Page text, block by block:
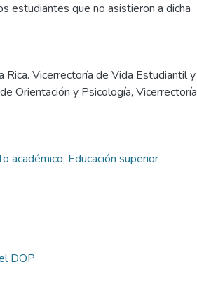
estudiantes que no asistieron a dicha
Vicerrectoría de Vida Estudiantil y
Orientación y Psicología, Vicerrectoría
académico, Educación superior
DOP